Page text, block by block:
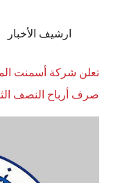
ارشيف الأخبار
تعلن شركة أسمنت
صرف أرباح النصف